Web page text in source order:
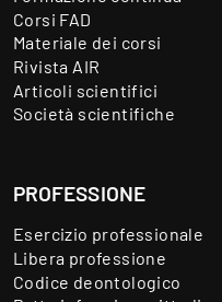
Corsi FAD
Materiale dei corsi
Rivista AIR
Articoli scientifici
Società scientifiche
PROFESSIONE
Esercizio professionale
Libera professione
Codice deontologico